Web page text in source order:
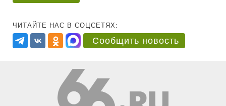
ЧИТАЙТЕ НАС В СОЦСЕТЯХ:
Сообщить новость